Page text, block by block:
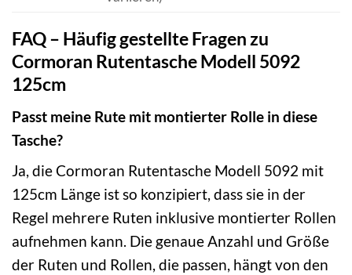
FAQ – Häufig gestellte Fragen zu
Cormoran Rutentasche Modell 5092
125cm
Passt meine Rute mit montierter Rolle in diese
Tasche?
Ja, die Cormoran Rutentasche Modell 5092 mit
125cm Länge ist so konzipiert, dass sie in der
Regel mehrere Ruten inklusive montierter Rollen
aufnehmen kann. Die genaue Anzahl und Größe
der Ruten und Rollen, die passen, hängt von den